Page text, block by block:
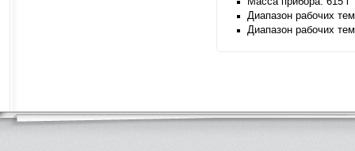
Диапазон рабочих
Диапазон рабочих